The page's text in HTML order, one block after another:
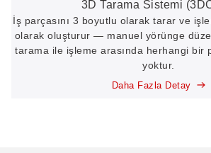
3D Tarama Sistemi
İş parçasını 3 boyutlu olarak tarar ve
olarak oluşturur — manuel yörünge
tarama ile işleme arasında herhangi bir
yoktur.
Daha Fazla Detay